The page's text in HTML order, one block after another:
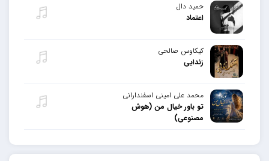
حمید دال
اعتماد
کیکاوس صالحی
زندایی
محمد علی امینی اسفندارانی
تو باور خیال من (هوش
مصنوعی)